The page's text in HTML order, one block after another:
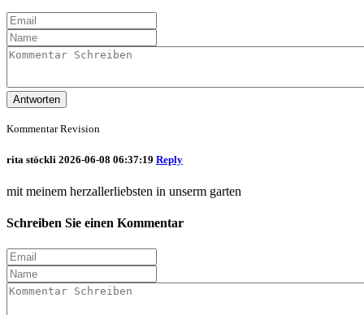
Antworten
Kommentar Revision
rita stöckli 2026-06-08 06:37:19 Reply
mit meinem herzallerliebsten in unserm garten
Schreiben Sie einen Kommentar